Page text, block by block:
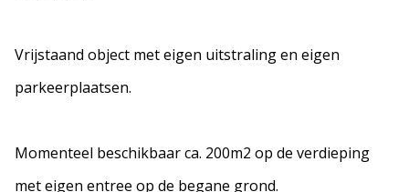
Vrijstaand object met eigen uitstraling en eigen
parkeerplaatsen.
Momenteel beschikbaar ca. 200m2 op de verdieping
met eigen entree op de begane grond.